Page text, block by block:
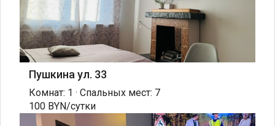
Пушкина ул. 33
Комнат: 1 · Спальных мест: 7
100 BYN/сутки